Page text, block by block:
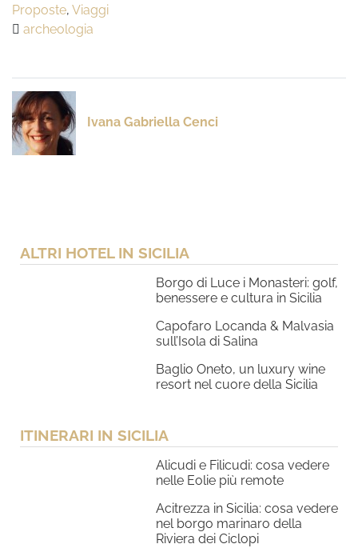
Proposte, Viaggi
archeologia
Ivana Gabriella Cenci
ALTRI HOTEL IN SICILIA
Borgo di Luce i Monasteri: golf,
benessere e cultura in Sicilia
Capofaro Locanda & Malvasia
sull’Isola di Salina
Baglio Oneto, un luxury wine
resort nel cuore della Sicilia
ITINERARI IN SICILIA
Alicudi e Filicudi: cosa vedere
nelle Eolie più remote
Acitrezza in Sicilia: cosa vedere
nel borgo marinaro della
Riviera dei Ciclopi